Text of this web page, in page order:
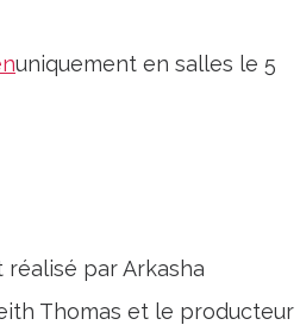
uniquement en salles le 5
par Arkasha
Thomas et le producteur